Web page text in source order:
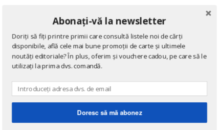
Abonați-vă la newsletter
Doriți să fiți printre primii care consultă listele noi de cărți
disponibile, află cele mai bune promoții de carte și ultimele
noutăți editoriale? În plus, oferim și vouchere cadou, pe care să le
utilizați la prima dvs. comandă.
Doresc să mă abonez